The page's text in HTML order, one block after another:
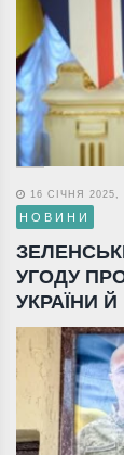
16 СІЧНЯ 2025,
НОВИНИ
УГОДУ
УКРАЇНИ Й